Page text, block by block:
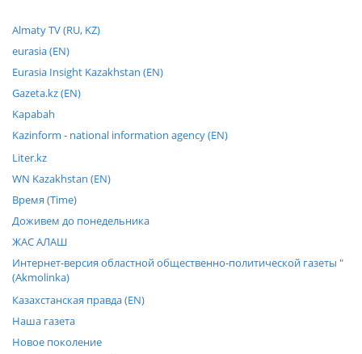
Almaty TV (RU, KZ)
eurasia (EN)
Eurasia Insight Kazakhstan (EN)
Gazeta.kz (EN)
Kapabah
Kazinform - national information agency (EN)
Liter.kz
WN Kazakhstan (EN)
Время (Time)
Доживем до понедельника
ЖАС АЛАШ
Интернет-версия областной общественно-политической газеты "
(Akmolinka)
Казахстанская правда (EN)
Наша газета
Новое поколение